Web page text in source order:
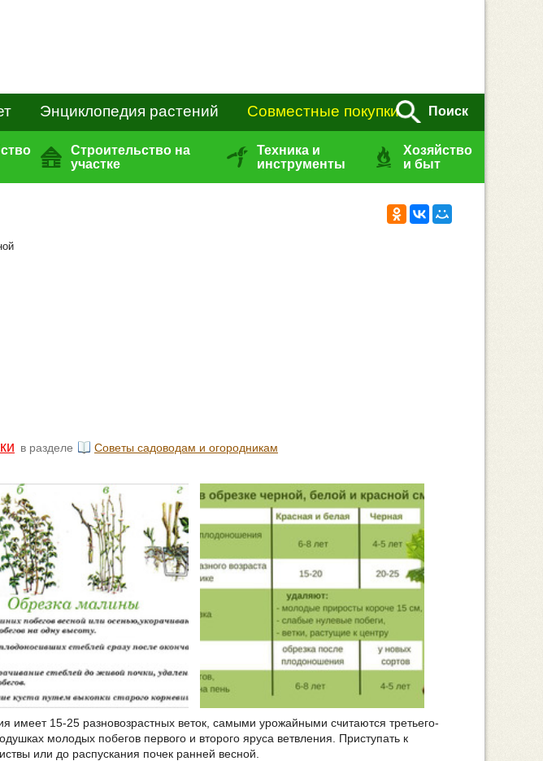
Энциклопедия растений Совместные покупки Поиск
Строительство на
участке
Техника и
инструменты
Хозяйство
и быт
в разделе Советы садоводам и огородникам
имеет 15-25 разновозрастных веток, самыми урожайными считаются третьего-
молодых побегов первого и второго яруса ветвления. Приступать к
или до распускания почек ранней весной.